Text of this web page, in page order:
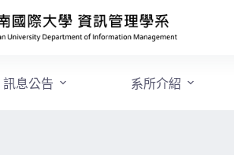
訊息公告 系所介紹